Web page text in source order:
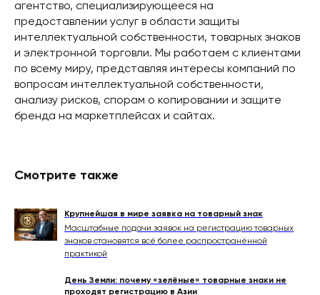
агентство, специализирующееся на
предоставлении услуг в области защиты
интеллектуальной собственности, товарных знаков
и электронной торговли. Мы работаем с клиентами
по всему миру, представляя интересы компаний по
вопросам интеллектуальной собственности,
анализу рисков, спорам о копировании и защите
бренда на маркетплейсах и сайтах.
Смотрите также
Крупнейшая в мире заявка на товарный знак
Масштабные подачи заявок на регистрацию товарных
знаков становятся всё более распространённой
практикой
День Земли: почему «зелёные» товарные знаки не
проходят регистрацию в Азии